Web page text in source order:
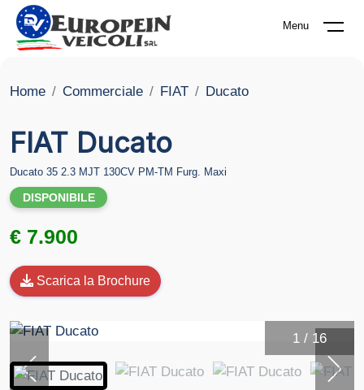
Menu
Home Commerciale FIAT Ducato
FIAT Ducato
Ducato 35 2.3 MJT 130CV PM-TM Furg. Maxi
DISPONIBILE
€ 7.900
Scarica la Brochure
1 / 16